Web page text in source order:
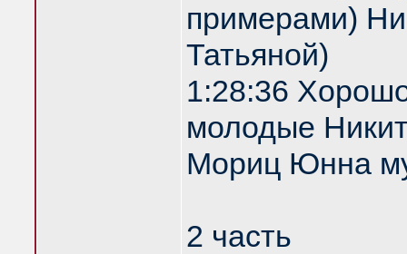
примерами)
Татьяной)
1:28:36
молодые
Мориц Юнна
2 часть